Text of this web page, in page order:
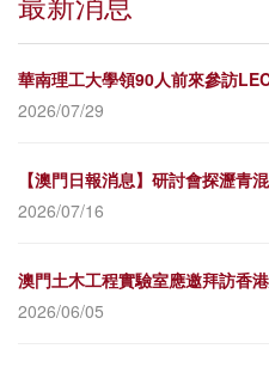
華南理工大學領90人前來參訪
2026/07/29
【澳門日報消息】研討會探瀝青
2026/07/16
澳門土木工程實驗室應邀拜訪香
2026/06/05